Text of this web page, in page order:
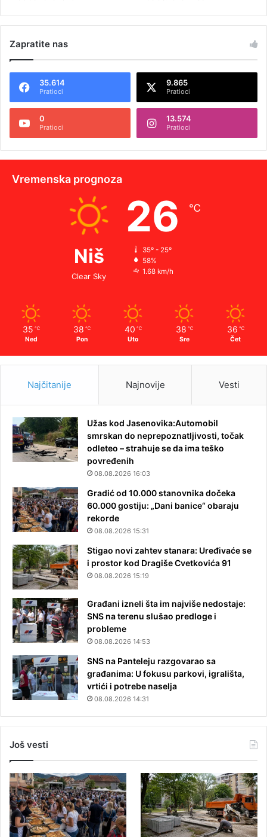
Zapratite nas
35.614
Pratioci
9.865
Pratioci
0
Pratioci
13.574
Pratioci
Vremenska prognoza
Niš
Clear Sky
26 ℃
35º - 25º
58%
1.68 km/h
35 ℃
Ned
38 ℃
Pon
40 ℃
Uto
38 ℃
Sre
36 ℃
Čet
Najčitanije Najnovije Vesti
Užas kod Jasenovika:Automobil
smrskan do neprepoznatljivosti, točak
odleteo – strahuje se da ima teško
povređenih
08.08.2026 16:03
Gradić od 10.000 stanovnika dočeka
60.000 gostiju: „Dani banice“ obaraju
rekorde
08.08.2026 15:31
Stigao novi zahtev stanara: Uređivaće se
i prostor kod Dragiše Cvetkovića 91
08.08.2026 15:19
Građani izneli šta im najviše nedostaje:
SNS na terenu slušao predloge i
probleme
08.08.2026 14:53
SNS na Panteleju razgovarao sa
građanima: U fokusu parkovi, igrališta,
vrtići i potrebe naselja
08.08.2026 14:31
Još vesti